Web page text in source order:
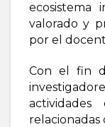
valorado y
por el
Con el fin
relacionadas